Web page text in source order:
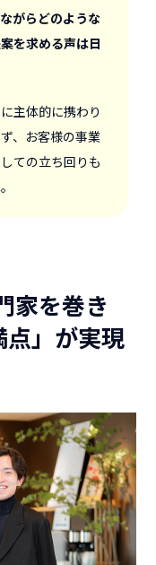
がらどのような
を求める声は日
主体的に携わり
、お客様の事業
ての立ち回りも
家を巻き
」が実現